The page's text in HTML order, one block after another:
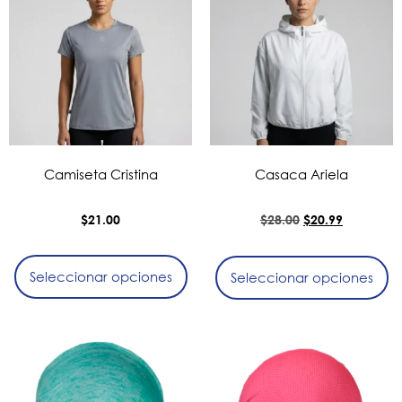
Camiseta Cristina
$21.00
Seleccionar opciones
Casaca Ariela
$28.00 $20.99
Seleccionar opciones